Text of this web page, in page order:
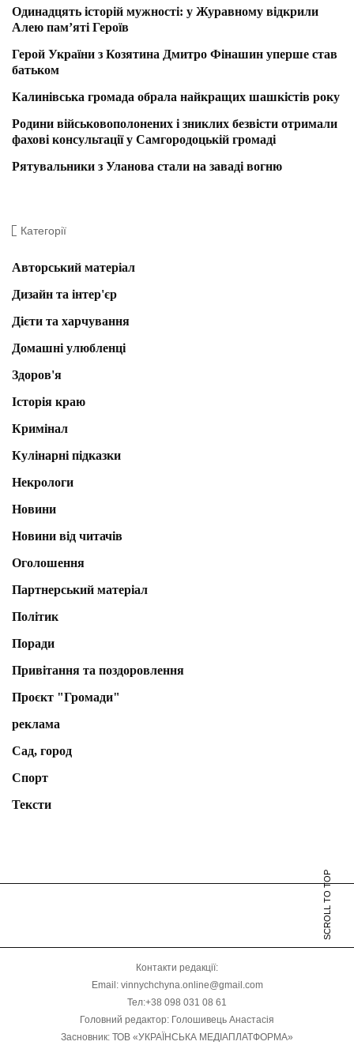
Одинадцять історій мужності: у Журавному відкрили
Алею пам’яті Героїв
Герой України з Козятина Дмитро Фінашин уперше став
батьком
Калинівська громада обрала найкращих шашкістів року
Родини військовополонених і зниклих безвісти отримали
фахові консультації у Самгородоцькій громаді
Рятувальники з Уланова стали на заваді вогню
Категорії
Авторський матеріал
Дизайн та інтер'єр
Дієти та харчування
Домашні улюбленці
Здоров'я
Історія краю
Кримінал
Кулінарні підказки
Некрологи
Новини
Новини від читачів
Оголошення
Партнерський матеріал
Політик
Поради
Привітання та поздоровлення
Проєкт "Громади"
реклама
Сад, город
Спорт
Тексти
SCROLL TO TOP
Контакти редакції:
Email: vinnychchyna.online@gmail.com
Тел:+38 098 031 08 61
Головний редактор: Голошивець Анастасія
Засновник: ТОВ «УКРАЇНСЬКА МЕДІАПЛАТФОРМА»